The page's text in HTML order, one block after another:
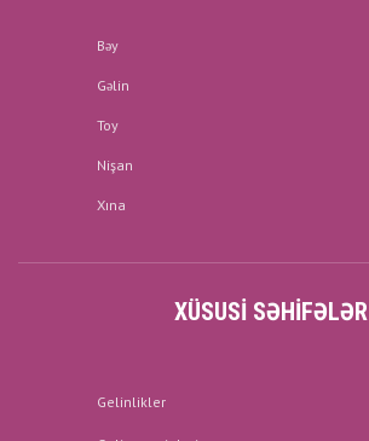
Bəy
Gəlin
Toy
Nişan
Xına
XÜSUSI SƏHIFƏLƏR
Gelinlikler